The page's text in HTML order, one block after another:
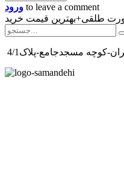
ورود to leave a comment
طلقی+بهترین قیمت خرید
کوچه مسجدجامع-پلاک4/1